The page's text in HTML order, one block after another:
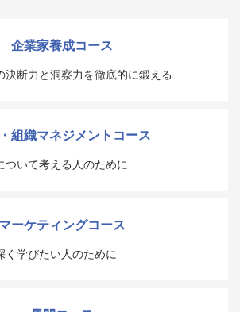
企業家養成コース
決断力と洞察力を徹底的に鍛える
組織マネジメントコース
ついて考える人のために
マーケティングコース
く学びたい人のために